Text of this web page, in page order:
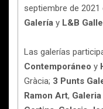
septiembre de 2021
Galería y L&B
Las galerías
Contemporáneo y
Gràcia; 3 Punts
Ramon Art,